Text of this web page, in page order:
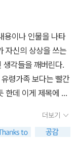
까?궁금하면 너희가
장의 빈 종이가 덩그
작가처럼 어떤 가능
을 발휘해야 하는 시
질 수 있는지 바라
의식적인 노력, 구
고 했다. 이 이야기
다. 바로 이 그림책
용이나 인물을 나타
자신의 상상을 쓰는
생각들을 깨버린다.
령가족 보다는 빨간
한데 이게 제목에 사
기는 이제 내 몫이
고 마지막에 작가가
더보기